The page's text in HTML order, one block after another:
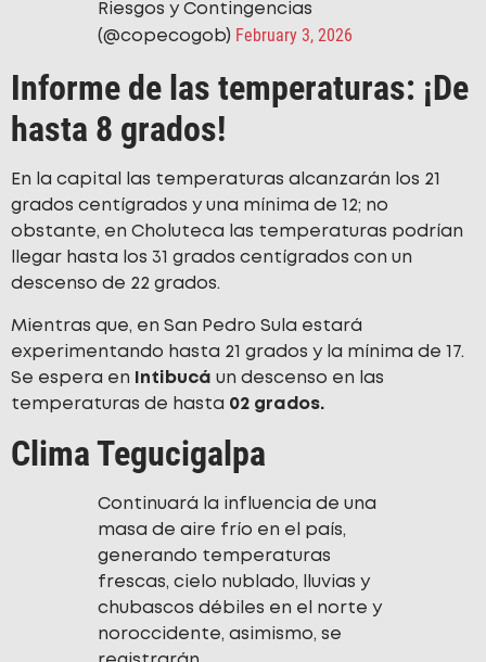
Riesgos y Contingencias
(@copecogob) February 3, 2026
Informe de las temperaturas: ¡De
hasta 8 grados!
En la capital las temperaturas alcanzarán los 21
grados centígrados y una mínima de 12; no
obstante, en Choluteca las temperaturas podrían
llegar hasta los 31 grados centígrados con un
descenso de 22 grados.
Mientras que, en San Pedro Sula estará
experimentando hasta 21 grados y la mínima de 17.
Se espera en
Intibucá un descenso en las
temperaturas de hasta 02 grados.
Clima Tegucigalpa
Continuará la influencia de una
masa de aire frío en el país,
generando temperaturas
frescas, cielo nublado, lluvias y
chubascos débiles en el norte y
noroccidente, asimismo, se